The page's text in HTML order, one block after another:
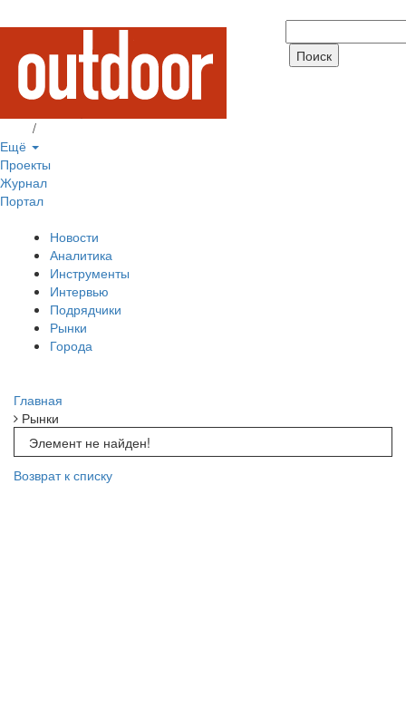
/
Ещё
Проекты
Журнал
Портал
Новости
Аналитика
Инструменты
Интервью
Подрядчики
Рынки
Города
Главная
Рынки
Элемент не найден!
Возврат к списку